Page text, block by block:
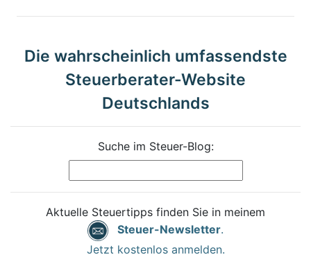
Die wahrscheinlich umfassendste
Steuerberater-Website
Deutschlands
Suche im Steuer-Blog:
Aktuelle Steuertipps finden Sie in meinem
Steuer-Newsletter.
Jetzt kostenlos anmelden.